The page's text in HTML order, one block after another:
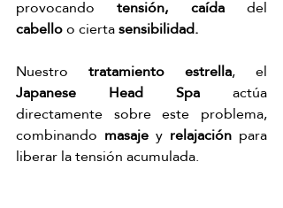
provocando tensión, caída
cabello o cierta sensibilidad.
Nuestro tratamiento estrella
Japanese Head Spa actúa
directamente sobre este problema,
combinando masaje y relajación para
liberar la tensión acumulada.